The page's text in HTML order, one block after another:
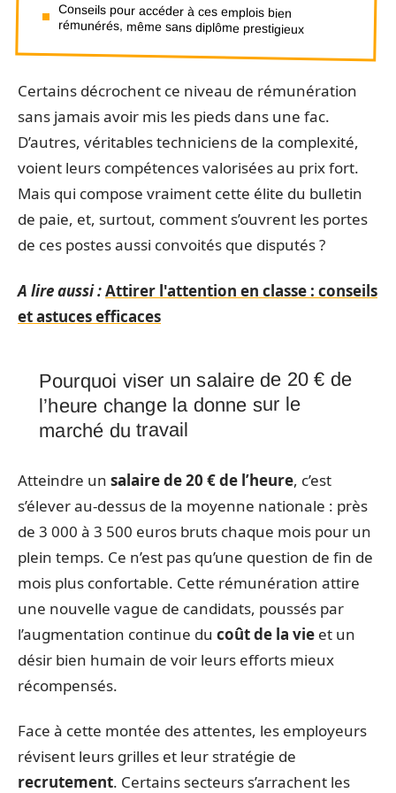
Conseils pour accéder à ces emplois bien
rémunérés, même sans diplôme prestigieux
Certains décrochent ce niveau de rémunération
sans jamais avoir mis les pieds dans une fac.
D’autres, véritables techniciens de la complexité,
voient leurs compétences valorisées au prix fort.
Mais qui compose vraiment cette élite du bulletin
de paie, et, surtout, comment s’ouvrent les portes
de ces postes aussi convoités que disputés ?
A lire aussi :Attirer l'attention en classe : conseils
et astuces efficaces
Pourquoi viser un salaire de 20 € de
l’heure change la donne sur le
marché du travail
Atteindre un salaire de 20 € de l’heure, c’est
s’élever au-dessus de la moyenne nationale : près
de 3 000 à 3 500 euros bruts chaque mois pour un
plein temps. Ce n’est pas qu’une question de fin de
mois plus confortable. Cette rémunération attire
une nouvelle vague de candidats, poussés par
l’augmentation continue du coût de la vie et un
désir bien humain de voir leurs efforts mieux
récompensés.
Face à cette montée des attentes, les employeurs
révisent leurs grilles et leur stratégie de
recrutement. Certains secteurs s’arrachent les